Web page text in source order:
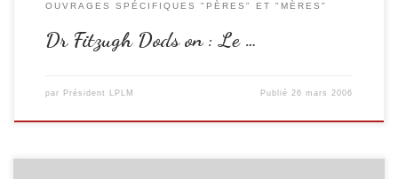
OUVRAGES SPÉCIFIQUES "PÈRES" ET "MÈRES"
Dr Fitzugh Dods on : Le …
par Président LPLM Publié26 mars 2006